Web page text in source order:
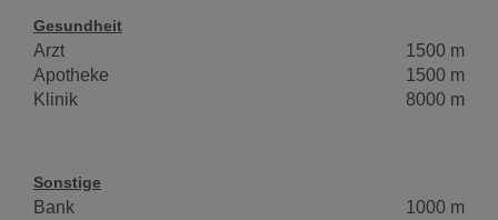
Gesundheit
Arzt
1500 m
Apotheke
1500 m
Klinik
8000 m
Sonstige
Bank
1000 m